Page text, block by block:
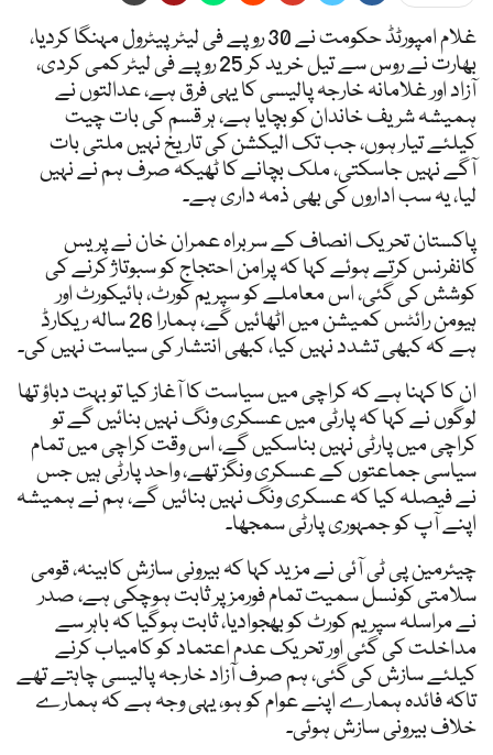
غلام امپورٹڈ حکومت نے 30 روپے فی لیٹر پیٹرول مہنگا کردیا،
بھارت نے روس سے تیل خرید کر 25 روپے فی لیٹر کمی کردی،
آزاد اور غلامانہ خارجہ پالیسی کا یہی فرق ہے، عدالتوں نے
ہمیشہ شریف خاندان کو بچایا ہے، ہر قسم کی بات چیت
کیلئے تیار ہوں، جب تک الیکشن کی تاریخ نہیں ملتی بات
آگے نہیں جاسکتی، ملک بچانے کا ٹھیکہ صرف ہم نے نہیں
لیا، یہ سب اداروں کی بھی ذمہ داری ہے۔
پاکستان تحریک انصاف کے سربراہ عمران خان نے پریس
کانفرنس کرتے ہوئے کہا کہ پرامن احتجاج کو سبوتاژ کرنے کی
کوشش کی گئی، اس معاملے کو سپریم کورٹ، ہائیکورٹ اور
ہیومن رائٹس کمیشن میں اٹھائیں گے، ہمارا 26 سالہ ریکارڈ
ہے کہ کبھی تشدد نہیں کیا، کبھی انتشار کی سیاست نہیں کی۔
ان کا کہنا ہے کہ کراچی میں سیاست کا آغاز کیا تو بہت دباؤ تھا
لوگوں نے کہا کہ پارٹی میں عسکری ونگ نہیں بنائیں گے تو
کراچی میں پارٹی نہیں بناسکیں گے، اس وقت کراچی میں تمام
سیاسی جماعتوں کے عسکری ونگز تھے، واحد پارٹی ہیں جس
نے فیصلہ کیا کہ عسکری ونگ نہیں بنائیں گے، ہم نے ہمیشہ
اپنے آپ کو جمہوری پارٹی سمجھا۔
چیئرمین پی ٹی آئی نے مزید کہا کہ بیرونی سازش کابینہ، قومی
سلامتی کونسل سمیت تمام فورمز پر ثابت ہوچکی ہے، صدر
نے مراسلہ سپریم کورٹ کو بھجوادیا، ثابت ہوگیا کہ باہر سے
مداخلت کی گئی اور تحریک عدم اعتماد کو کامیاب کرنے
کیلئے سازش کی گئی، ہم صرف آزاد خارجہ پالیسی چاہتے تھے
تاکہ فائدہ ہمارے اپنے عوام کو ہو، یہی وجہ ہے کہ ہمارے
خلاف بیرونی سازش ہوئی۔